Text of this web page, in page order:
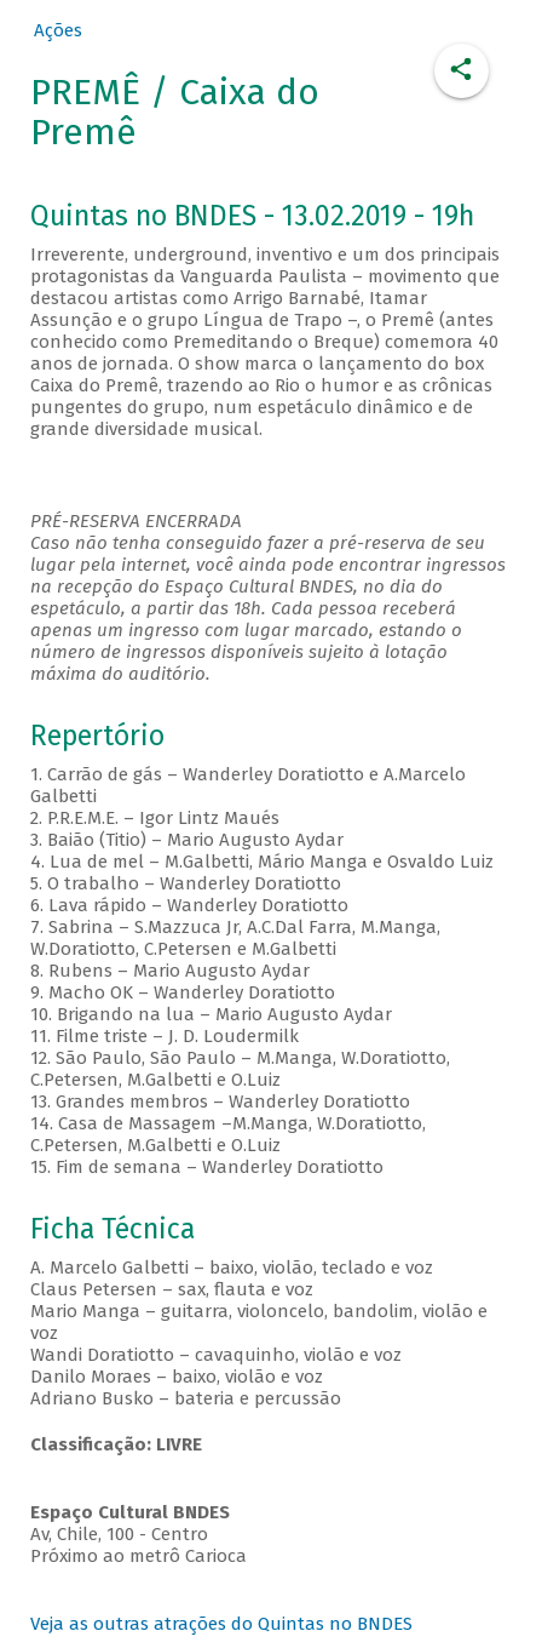
Ações
PREMÊ / Caixa do
Premê
Quintas no BNDES - 13.02.2019 - 19h
Irreverente, underground, inventivo e um dos principais
protagonistas da Vanguarda Paulista – movimento que
destacou artistas como Arrigo Barnabé, Itamar
Assunção e o grupo Língua de Trapo –, o Premê (antes
conhecido como Premeditando o Breque) comemora 40
anos de jornada. O show marca o lançamento do box
Caixa do Premê, trazendo ao Rio o humor e as crônicas
pungentes do grupo, num espetáculo dinâmico e de
grande diversidade musical.
PRÉ-RESERVA ENCERRADA
Caso não tenha conseguido fazer a pré-reserva de seu
lugar pela internet, você ainda pode encontrar ingressos
na recepção do Espaço Cultural BNDES, no dia do
espetáculo, a partir das 18h. Cada pessoa receberá
apenas um ingresso com lugar marcado, estando o
número de ingressos disponíveis sujeito à lotação
máxima do auditório.
Repertório
1. Carrão de gás – Wanderley Doratiotto e A.Marcelo
Galbetti
2. P.R.E.M.E. – Igor Lintz Maués
3. Baião (Titio) – Mario Augusto Aydar
4. Lua de mel – M.Galbetti, Mário Manga e Osvaldo Luiz
5. O trabalho – Wanderley Doratiotto
6. Lava rápido – Wanderley Doratiotto
7. Sabrina – S.Mazzuca Jr, A.C.Dal Farra, M.Manga,
W.Doratiotto, C.Petersen e M.Galbetti
8. Rubens – Mario Augusto Aydar
9. Macho OK – Wanderley Doratiotto
10. Brigando na lua – Mario Augusto Aydar
11. Filme triste – J. D. Loudermilk
12. São Paulo, São Paulo – M.Manga, W.Doratiotto,
C.Petersen, M.Galbetti e O.Luiz
13. Grandes membros – Wanderley Doratiotto
14. Casa de Massagem –M.Manga, W.Doratiotto,
C.Petersen, M.Galbetti e O.Luiz
15. Fim de semana – Wanderley Doratiotto
Ficha Técnica
A. Marcelo Galbetti – baixo, violão, teclado e voz
Claus Petersen – sax, flauta e voz
Mario Manga – guitarra, violoncelo, bandolim, violão e
voz
Wandi Doratiotto – cavaquinho, violão e voz
Danilo Moraes – baixo, violão e voz
Adriano Busko – bateria e percussão
Classificação: LIVRE
Espaço Cultural BNDES
Av, Chile, 100 - Centro
Próximo ao metrô Carioca
Veja as outras atrações do Quintas no BNDES